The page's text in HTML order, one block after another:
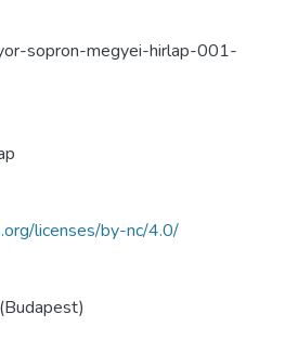
sopron-megyei-hirlap-001-
licenses/by-nc/4.0/